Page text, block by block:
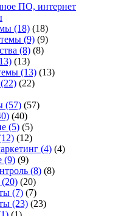
ПО, интернет
(18) (18)
(9) (9)
(8) (8)
(13)
(13) (13)
(22) (22)
(57) (57)
(40)
(5) (5)
(12)
(4) (4)
(9) (9)
(8) (8)
(20) (20)
(7) (7)
(23) (23)